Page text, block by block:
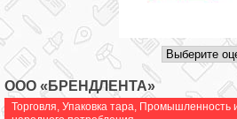
ООО «БРЕНДЛЕНТА»
Торговля, Упаковка тара, Промышленность